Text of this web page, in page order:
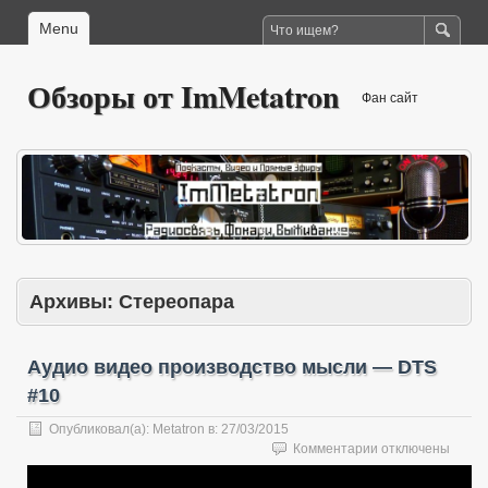
Menu
Обзоры от ImMetatron Фан сайт
Архивы: Стереопара
Аудио видео производство мысли — DTS
#10
Опубликовал(а): Metatron в: 27/03/2015
Комментарии к
записи
отключены